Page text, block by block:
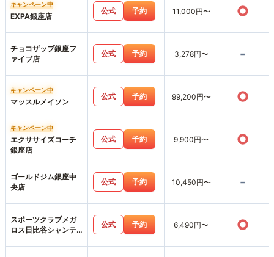
キャンペーン中
EXPA銀座店
公式 予約 11,000円〜 ○
チョコザップ銀座フ
ァイブ店
公式 予約 3,278円〜 -
キャンペーン中
マッスルメイソン
公式 予約 99,200円〜 ○
キャンペーン中
エクササイズコーチ
銀座店
公式 予約 9,900円〜 ○
ゴールドジム銀座中
央店
公式 予約 10,450円〜 -
スポーツクラブメガ
ロス日比谷シャンテ
公式 予約 6,490円〜 ○